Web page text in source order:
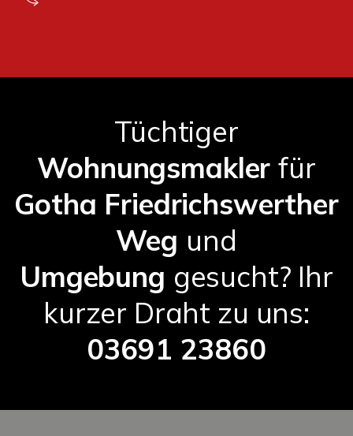
Tüchtiger
Wohnungsmaklerfür
Gotha Friedrichswerther
Weg und
Umgebung gesucht? Ihr
kurzer Draht zu uns:
03691 23860